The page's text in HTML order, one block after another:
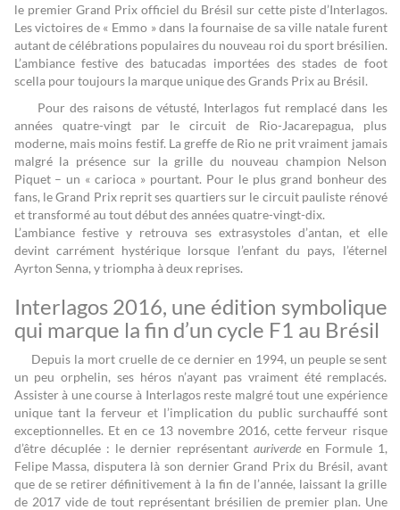
le premier Grand Prix officiel du Brésil sur cette piste d’Interlagos.
Les victoires de « Emmo » dans la fournaise de sa ville natale furent
autant de célébrations populaires du nouveau roi du sport brésilien.
L’ambiance festive des batucadas importées des stades de foot
scella pour toujours la marque unique des Grands Prix au Brésil.
Pour des raisons de vétusté, Interlagos fut remplacé dans les
années quatre-vingt par le circuit de Rio-Jacarepagua, plus
moderne, mais moins festif. La greffe de Rio ne prit vraiment jamais
malgré la présence sur la grille du nouveau champion Nelson
Piquet – un « carioca » pourtant. Pour le plus grand bonheur des
fans, le Grand Prix reprit ses quartiers sur le circuit pauliste rénové
et transformé au tout début des années quatre-vingt-dix.
L’ambiance festive y retrouva ses extrasystoles d’antan, et elle
devint carrément hystérique lorsque l’enfant du pays, l’éternel
Ayrton Senna, y triompha à deux reprises.
Interlagos 2016, une édition symbolique
qui marque la fin d’un cycle F1 au Brésil
Depuis la mort cruelle de ce dernier en 1994, un peuple se sent
un peu orphelin, ses héros n’ayant pas vraiment été remplacés.
Assister à une course à Interlagos reste malgré tout une expérience
unique tant la ferveur et l’implication du public surchauffé sont
exceptionnelles. Et en ce 13 novembre 2016, cette ferveur risque
d’être décuplée : le dernier représentant auriverdeen Formule 1,
Felipe Massa, disputera là son dernier Grand Prix du Brésil, avant
que de se retirer définitivement à la fin de l’année, laissant la grille
de 2017 vide de tout représentant brésilien de premier plan. Une